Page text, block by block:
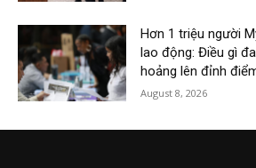
Hơn 1 triệu người
lao động: Điều gì
hoảng lên đỉnh
August 8, 2026